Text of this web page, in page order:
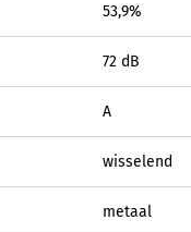
53,9%
72 dB
A
wisselend
metaal